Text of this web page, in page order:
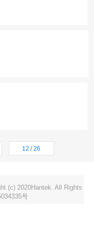
12 / 26
(c) 2020Hantek. All Rights
号